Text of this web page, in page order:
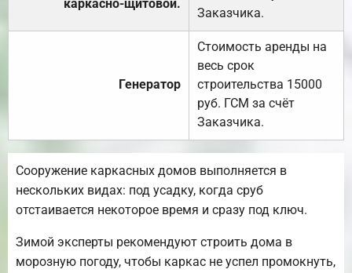
каркасно-щитовой.
Заказчика.
Генератор
Стоимость аренды на
весь срок
строительства 15000
руб. ГСМ за счёт
Заказчика.
Сооружение каркасных домов выполняется в
нескольких видах: под усадку, когда сруб
отстаивается некоторое время и сразу под ключ.
Зимой эксперты рекомендуют строить дома в
морозную погоду, чтобы каркас не успел промокнуть,